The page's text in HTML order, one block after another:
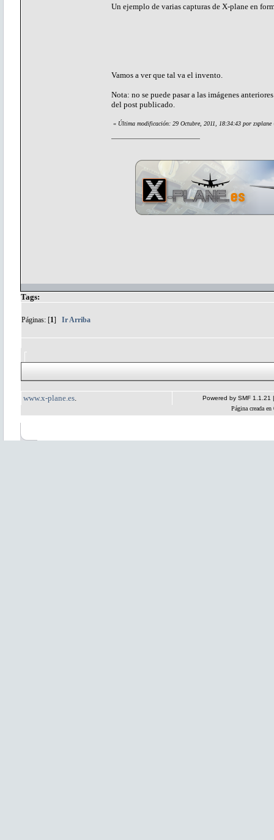
Un ejemplo de varias capturas de X-plane en
Vamos a ver que tal va el invento.
Nota: no se puede pasar a las imágenes
del post publicado.
« Última modificación: 29 Octubre, 2011, 18:34:43 por zxplane
Tags:
Páginas: [1] Ir Arriba
www.x-plane.es Powered by SMF 1.1.21
Página creada